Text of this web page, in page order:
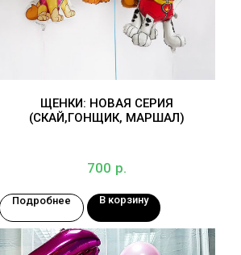
ЩЕНКИ: НОВАЯ СЕРИЯ
(СКАЙ,ГОНЩИК, МАРШАЛ)
700 р.
Подробнее В корзину